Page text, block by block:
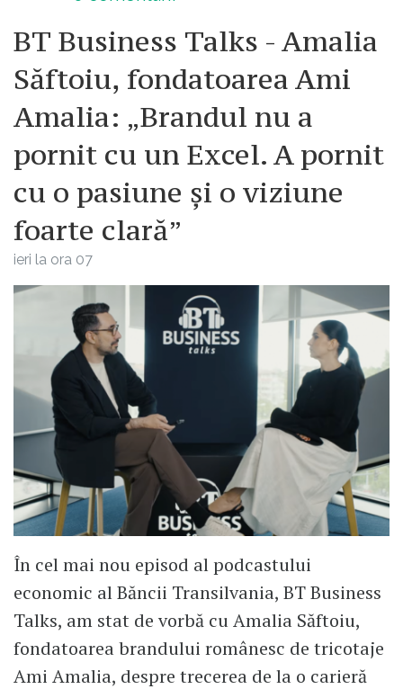
BT Business Talks - Amalia
Săftoiu, fondatoarea Ami
Amalia: „Brandul nu a
pornit cu un Excel. A pornit
cu o pasiune și o viziune
foarte clară”
ieri la ora 07
În cel mai nou episod al podcastului
economic al Băncii Transilvania, BT Business
Talks, am stat de vorbă cu Amalia Săftoiu,
fondatoarea brandului românesc de tricotaje
Ami Amalia, despre trecerea de la o carieră